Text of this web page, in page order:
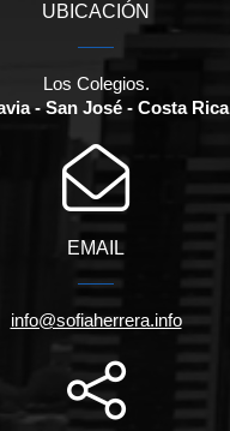
UBICACIÓN
Los Colegios.
- San José - Costa Rica
EMAIL
info@sofiaherrera.info